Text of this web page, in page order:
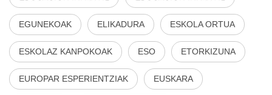
EGUNEKOAK ELIKADURA ESKOLA ORTUA
ESKOLAZ KANPOKOAK ESO ETORKIZUNA
EUROPAR ESPERIENTZIAK EUSKARA